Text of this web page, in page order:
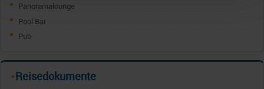
Panoramalounge
Pool Bar
Pub
✦Reisedokumente